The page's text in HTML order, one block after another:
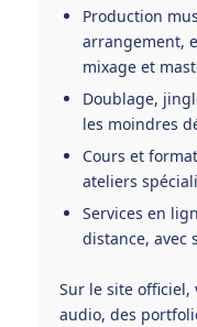
Production
arrangement,
mixage et
Doublage,
les moindres
Cours et
ateliers
Services en
distance, avec
Sur le site officiel,
audio, des